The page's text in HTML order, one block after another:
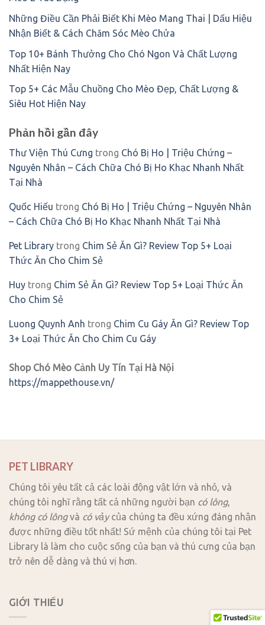
Những Điều Cần Phải Biết Khi Mèo Mang Thai | Dấu Hiệu
Nhận Biết & Cách Chăm Sóc Mèo Chửa
Top 10+ Bánh Thưởng Cho Chó Ngon Và Chất Lượng
Nhất Hiện Nay
Top 5+ Các Mẫu Chuồng Cho Mèo Đẹp, Chất Lượng &
Siêu Hot Hiện Nay
Phản hồi gần đây
Thư Viện Thú Cưng trong Chó Bị Ho | Triệu Chứng –
Nguyên Nhân – Cách Chữa Chó Bị Ho Khạc Nhanh Nhất
Tại Nhà
Quốc Hiếu trong Chó Bị Ho | Triệu Chứng – Nguyên Nhân
– Cách Chữa Chó Bị Ho Khạc Nhanh Nhất Tại Nhà
Pet Library trong Chim Sẻ Ăn Gì? Review Top 5+ Loại
Thức Ăn Cho Chim Sẻ
Huy trong Chim Sẻ Ăn Gì? Review Top 5+ Loại Thức Ăn
Cho Chim Sẻ
Luong Quynh Anh trong Chim Cu Gáy Ăn Gì? Review Top
3+ Loại Thức Ăn Cho Chim Cu Gáy
Shop Chó Mèo Cảnh Uy Tín Tại Hà Nội
https://mappethouse.vn/
PET LIBRARY
Chúng tôi yêu tất cả các loài động vật lớn và nhỏ, và
chúng tôi nghĩ rằng tất cả những người bạn có lông,
không có lôngvà có vảycủa chúng ta đều xứng đáng nhận
được những điều tốt nhất! Sứ mệnh của chúng tôi tại Pet
Library là làm cho cuộc sống của bạn và thú cưng của bạn
trở nên dễ dàng và thú vị hơn.
GIỚI THIẾU